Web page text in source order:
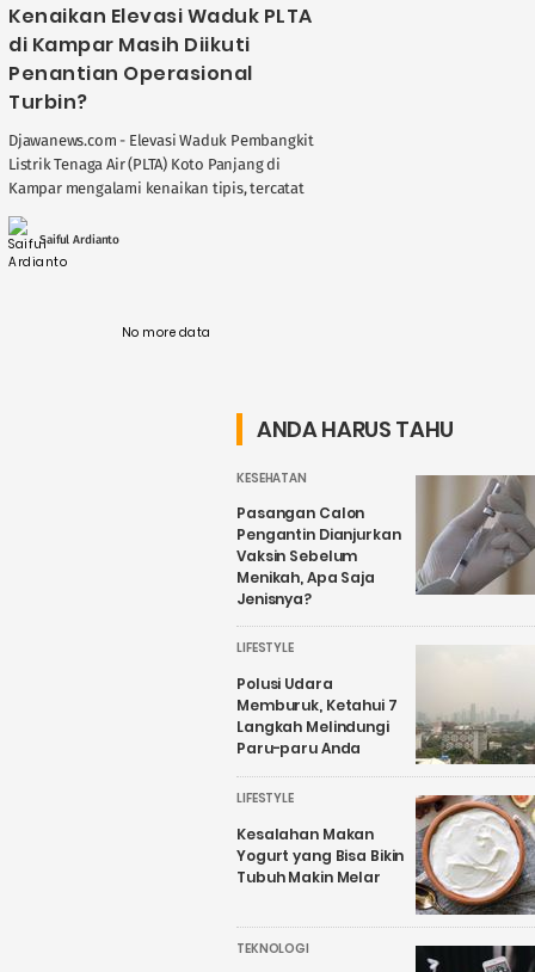
Kenaikan Elevasi Waduk PLTA
di Kampar Masih Diikuti
Penantian Operasional
Turbin?
Djawanews.com - Elevasi Waduk Pembangkit
Listrik Tenaga Air (PLTA) Koto Panjang di
Kampar mengalami kenaikan tipis, tercatat
(mdpl) pada Senin (17/11/25). ....
Saiful Ardianto
No more data
ANDA HARUS TAHU
KESEHATAN
Pasangan Calon
Pengantin Dianjurkan
Vaksin Sebelum
Menikah, Apa Saja
Jenisnya?
LIFESTYLE
Polusi Udara
Memburuk, Ketahui 7
Langkah Melindungi
Paru-paru Anda
LIFESTYLE
Kesalahan Makan
Yogurt yang Bisa Bikin
Tubuh Makin Melar
TEKNOLOGI